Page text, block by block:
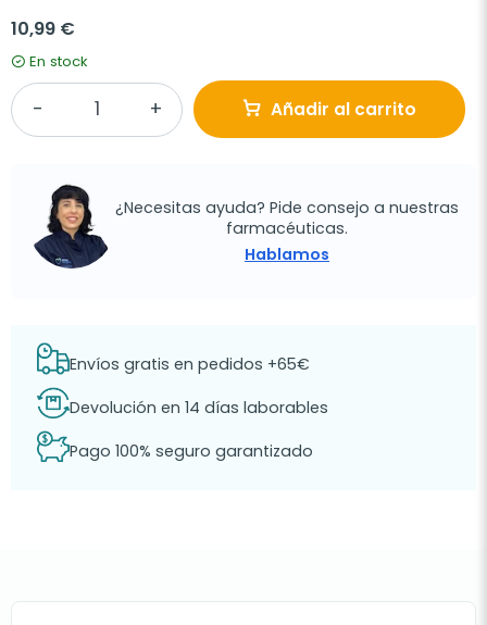
10,99 €
En stock
Añadir al carrito
¿Necesitas ayuda? Pide consejo a nuestras
farmacéuticas.
Hablamos
Envíos gratis en pedidos +65€
Devolución en 14 días laborables
Pago 100% seguro garantizado